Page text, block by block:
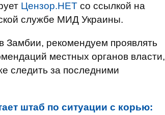
Цензор.НЕТ со ссылкой на
службе МИД Украины.
Замбии, рекомендуем проявлять
местных органов власти,
следить за последними
штаб по ситуации с корью: